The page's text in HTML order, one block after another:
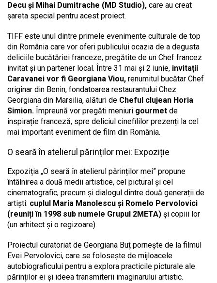
Decu și Mihai Dumitrache (MD Studio), care au creat
șareta special pentru acest proiect.
TIFF este unul dintre primele evenimente culturale de top
din România care vor oferi publicului ocazia de a degusta
deliciile bucătăriei franceze, pregătite de un Chef francez
invitat și un partener local. Între 31 mai și 2 iunie, invitații
Caravanei vor fi Georgiana Viou, renumitul bucătar Chef
originar din Benin, fondatoarea restaurantului Chez
Georgiana din Marsilia, alături de Cheful clujean Horia
Simion. Împreună vor pregăti meniuri gourmet de
inspirație franceză, spre deliciul cinefililor prezenți la cel
mai important eveniment de film din România.
O seară în atelierul părinților mei: Expoziție
Expoziția „O seară în atelierul părinților mei” propune
întâlnirea a două medii artistice, cel pictural și cel
cinematografic, precum și dialogul dintre două generații de
artiști: cuplul Maria Manolescu și Romelo Pervolovici
(reuniți în 1998 sub numele Grupul 2META) și copiii lor
(un arhitect și o regizoare).
Proiectul curatoriat de Georgiana Buț pornește de la filmul
Evei Pervolovici, care se folosește de mijloacele
autobiograficului pentru a explora practicile picturale ale
părinților ei și ideea transmiterii imaginarului artistic.